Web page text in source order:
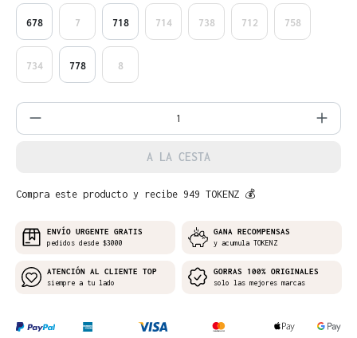
678 7 718 714 738 712 758
734 778 8
Cantidad del producto: introduce la
A LA CESTA
Compra este producto y recibe 949 TOKENZ 💰
ENVÍO URGENTE GRATIS
pedidos desde $3000
GANA RECOMPENSAS
y acumula TOKENZ
ATENCIÓN AL CLIENTE TOP
siempre a tu lado
GORRAS 100% ORIGINALES
solo las mejores marcas